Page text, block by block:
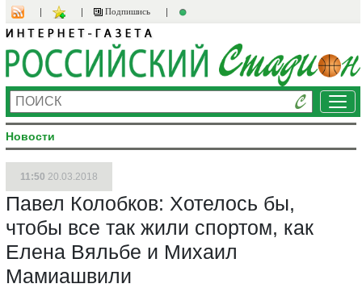
Подпишись
Новости
11:50 20.03.2018
Павел Колобков: Хотелось бы,
чтобы все так жили спортом, как
Елена Вяльбе и Михаил
Мамиашвили